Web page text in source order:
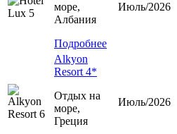
море,
Албания
Подробнее
Июль/2026
Alkyon
Resort 4*
Отдых на
море,
Греция
Июль/2026